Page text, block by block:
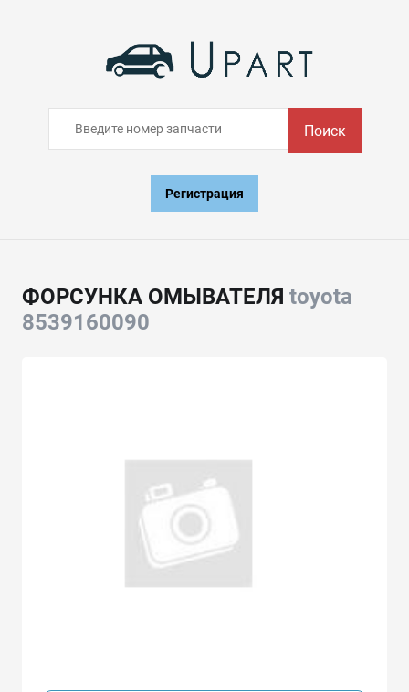
Поиск
Регистрация
ФОРСУНКА ОМЫВАТЕЛЯ toyota
8539160090